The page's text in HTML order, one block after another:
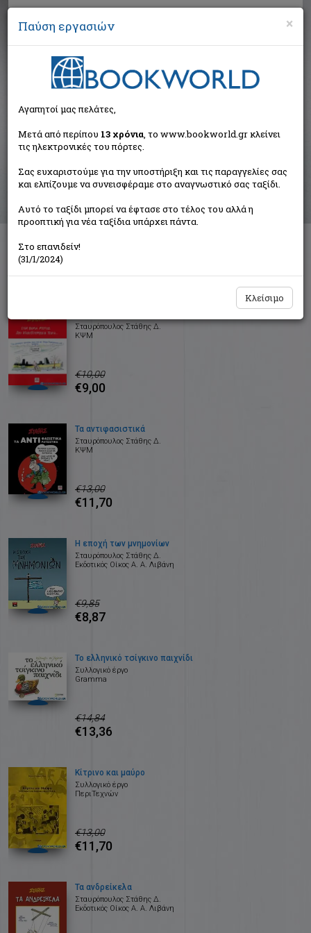
Αναζήτηση
Αποτελέσματα αναζήτησης
Συγγραφέας: Σταυρόπουλος Στάθης Δ. (13 βιβλία)
Ταξινόμηση ανά:
Σταυρόπουλος Στάθης Δ.
ΚΨΜ
€10,00
€9,00
Τα αντιφασιστικά
Σταυρόπουλος Στάθης Δ.
ΚΨΜ
€13,00
€11,70
Η εποχή των μνημονίων
Σταυρόπουλος Στάθης Δ.
Εκδοτικός Οίκος Α. Α. Λιβάνη
€9,85
€8,87
Το ελληνικό τσίγκινο παιχνίδι
Συλλογικό έργο
Gramma
€14,84
€13,36
Κίτρινο και μαύρο
Συλλογικό έργο
ΠεριΤεχνών
€13,00
€11,70
Τα ανδρείκελα
Σταυρόπουλος Στάθης Δ.
Εκδοτικός Οίκος Α. Α. Λιβάνη
×
Παύση εργασιών
Αγαπητοί μας πελάτες,
Μετά από περίπου 13 χρόνια, το www.bookworld.gr κλείνει
τις ηλεκτρονικές του πόρτες.
Σας ευχαριστούμε για την υποστήριξη και τις παραγγελίες σας
και ελπίζουμε να συνεισφέραμε στο αναγνωστικό σας ταξίδι.
Αυτό το ταξίδι μπορεί να έφτασε στο τέλος του αλλά η
προοπτική για νέα ταξίδια υπάρχει πάντα.
Στο επανιδείν!
(31/1/2024)
Κλείσιμο